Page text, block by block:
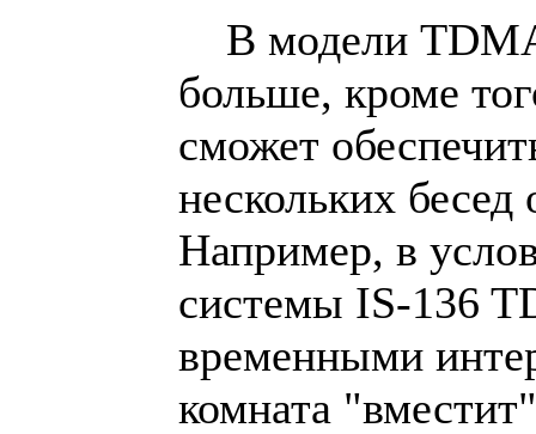
В модели
больше, кроме
сможет
нескольких
Например, в
системы IS-136
временными
комната